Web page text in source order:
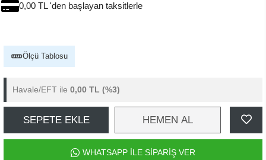
0,00 TL 'den başlayan taksitlerle
Ölçü Tablosu
Havale/EFT ile 0,00 TL (%3)
SEPETE EKLE HEMEN AL
WHATSAPP İLE SİPARİŞ VER